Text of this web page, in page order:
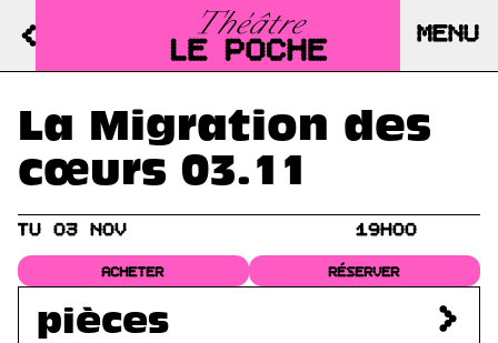
MENU
La Migration des
cœurs 03.11
pièces
TU 03 NOV 19H00
ACHETER RÉSERVER